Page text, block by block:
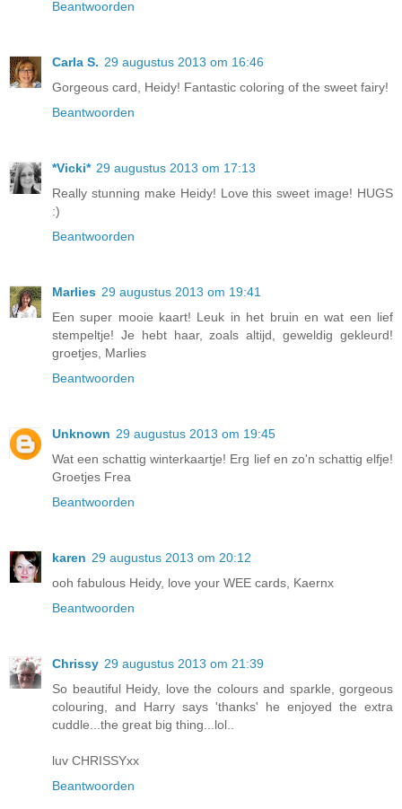
Beantwoorden
Carla S. 29 augustus 2013 om 16:46
Gorgeous card, Heidy! Fantastic coloring of the sweet fairy!
Beantwoorden
*Vicki* 29 augustus 2013 om 17:13
Really stunning make Heidy! Love this sweet image! HUGS
:)
Beantwoorden
Marlies 29 augustus 2013 om 19:41
Een super mooie kaart! Leuk in het bruin en wat een lief
stempeltje! Je hebt haar, zoals altijd, geweldig gekleurd!
groetjes, Marlies
Beantwoorden
Unknown 29 augustus 2013 om 19:45
Wat een schattig winterkaartje! Erg lief en zo'n schattig elfje!
Groetjes Frea
Beantwoorden
karen 29 augustus 2013 om 20:12
ooh fabulous Heidy, love your WEE cards, Kaernx
Beantwoorden
Chrissy 29 augustus 2013 om 21:39
So beautiful Heidy, love the colours and sparkle, gorgeous
colouring, and Harry says 'thanks' he enjoyed the extra
cuddle...the great big thing...lol..
luv CHRISSYxx
Beantwoorden